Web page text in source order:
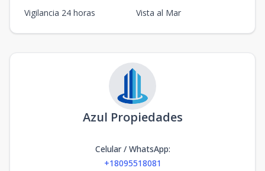
Vigilancia 24 horas
Vista al Mar
Azul Propiedades
Celular / WhatsApp:
+18095518081